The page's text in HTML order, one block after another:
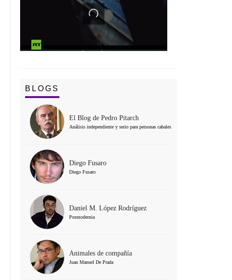
BLOGS
El Blog de Pedro Pitarch
Análisis independiente y serio para personas cabales
Diego Fusaro
Diego Fusaro
Daniel M. López Rodríguez
Posmodernia
Animales de compañía
Juan Manuel De Prada